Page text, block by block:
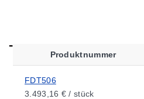
Produktnummer
FDT506
3.493,16 € / stück